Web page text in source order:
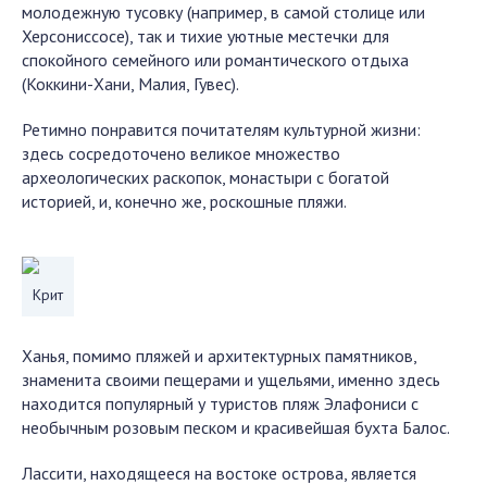
молодежную тусовку (например, в самой столице или
Херсониссосе), так и тихие уютные местечки для
спокойного семейного или романтического отдыха
(Коккини-Хани, Малия, Гувес).
Ретимно понравится почитателям культурной жизни:
здесь сосредоточено великое множество
археологических раскопок, монастыри с богатой
историей, и, конечно же, роскошные пляжи.
Крит
Ханья, помимо пляжей и архитектурных памятников,
знаменита своими пещерами и ущельями, именно здесь
находится популярный у туристов пляж Элафониси с
необычным розовым песком и красивейшая бухта Балос.
Лассити, находящееся на востоке острова, является